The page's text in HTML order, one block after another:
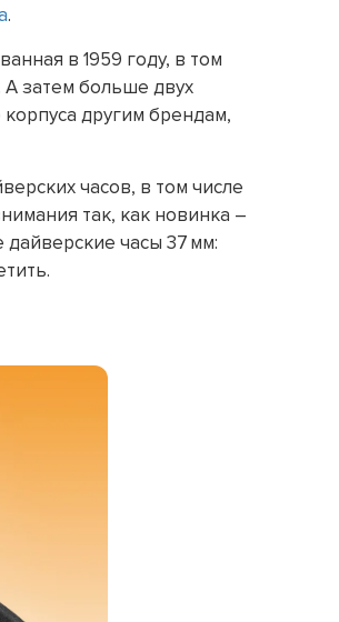
.
в 1959 году, в том
А затем больше двух
другим брендам,
часов, в том числе
так, как новинка –
часы 37 мм: